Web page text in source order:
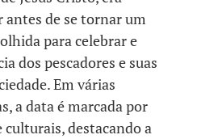
de se tornar um
para celebrar e
dos pescadores e suas
Em várias
a data é marcada por
destacando a